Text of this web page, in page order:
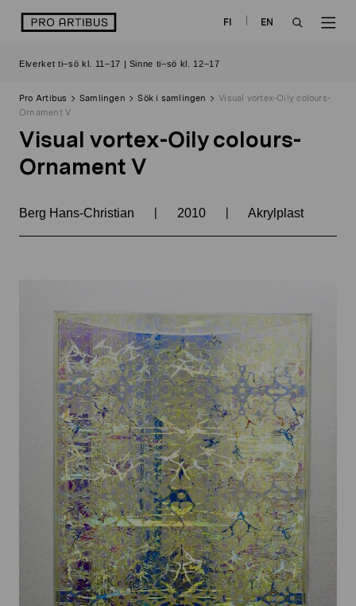
logo FI
EN
Elverket ti–sö kl. 11–17 | Sinne ti–sö kl. 12–17
Pro Artibus Samlingen Sök i samlingen
Visual vortex-Oily colours-
Ornament V
Visual vortex-Oily colours-
Ornament V
Berg Hans-Christian | 2010 | Akrylplast